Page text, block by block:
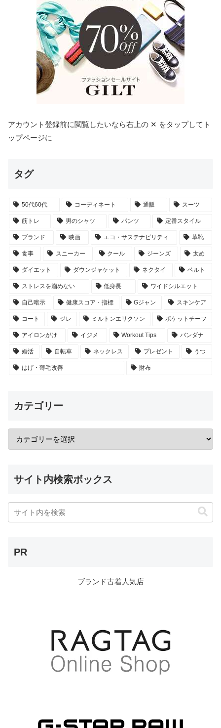
アカウント登録前に閲覧したいなら右上の ✕ をタップしてト
ップページに
タグ
50代60代 コーディネート 通販 スーツ
筋トレ 男のシャツ パンツ 定番スタイル
ブランド 映画 エコ・サステナビリティ 革靴
食事 スニーカー クール ジーンズ 太め
ダイエット ダウンジャケット ネクタイ ベルト
ストレスを溜めない 低身長 ワイドシルエット
自己暗示 健康スコア・指標 Gジャン スキンケア
コート ジレ ミルトンエリクソン ポケットチーフ
アイロンがけ イジメ Workout Tips バンダナ
婚活 自転車 ネックレス プレゼント うつ
はげ・薄毛改善 財布
カテゴリー
サイト内検索ボックス
PR
ブランド古着人気店